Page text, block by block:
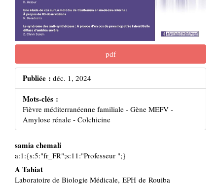
pdf
Publiée : déc. 1, 2024
Mots-clés :
Fièvre méditerranéenne familiale - Gène MEFV -
Amylose rénale - Colchicine
Contenu
principal
de
samia chemali
a:1:{s:5:"fr_FR";s:11:"Professeur ";}
A Tahiat
Laboratoire de Biologie Médicale, EPH de Rouiba